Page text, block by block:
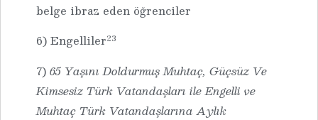
belge ibraz eden öğrenciler
6) Engelliler23
7) 65 Yaşını Doldurmuş Muhtaç, Güçsüz Ve
Kimsesiz Türk Vatandaşları ile Engelli ve
Muhtaç Türk Vatandaşlarına Aylık